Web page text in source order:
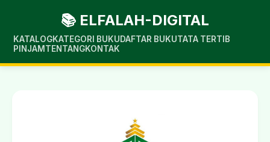
📚 ELFALAH-DIGITAL
KATALOGKATEGORI BUKUDAFTAR BUKUTATA TERTIB
PINJAM TENTANGKONTAK